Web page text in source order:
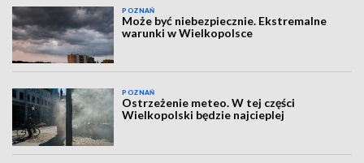
POZNAŃ
Może być niebezpiecznie. Ekstremalne
warunki w Wielkopolsce
POZNAŃ
Ostrzeżenie meteo. W tej części
Wielkopolski będzie najcieplej